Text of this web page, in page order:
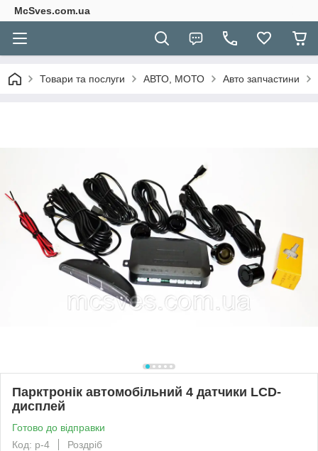
McSves.com.ua
Товари та послуги АВТО, МОТО Авто запчастини
Парктронік автомобільний 4 датчики LCD-
дисплей
Готово до відправки
Код: p-4
Роздріб